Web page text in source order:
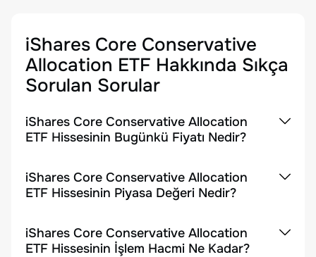
iShares Core Conservative
Allocation ETF Hakkında Sıkça
Sorulan Sorular
iShares Core Conservative Allocation
ETF Hissesinin Bugünkü Fiyatı Nedir?
iShares Core Conservative Allocation
ETF Hissesinin Piyasa Değeri Nedir?
iShares Core Conservative Allocation
ETF Hissesinin İşlem Hacmi Ne Kadar?